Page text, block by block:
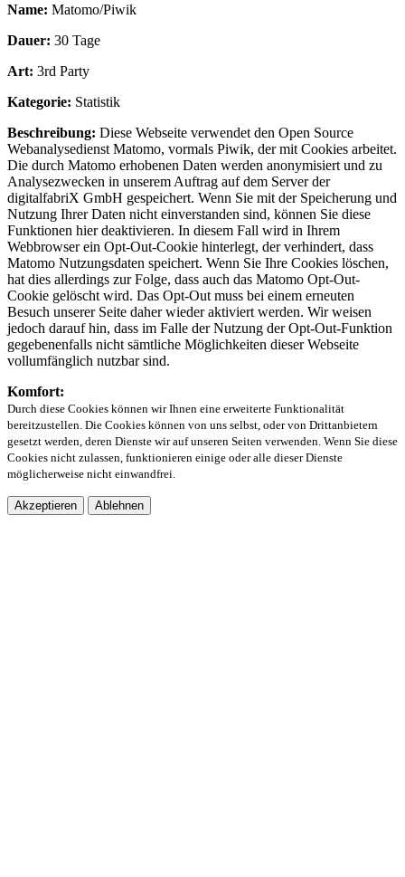
Name: Matomo/Piwik
Dauer: 30 Tage
Art: 3rd Party
Kategorie: Statistik
Beschreibung: Diese Webseite verwendet den Open Source
Webanalysedienst Matomo, vormals Piwik, der mit Cookies arbeitet.
Die durch Matomo erhobenen Daten werden anonymisiert und zu
Analysezwecken in unserem Auftrag auf dem Server der
digitalfabriX GmbH gespeichert. Wenn Sie mit der Speicherung und
Nutzung Ihrer Daten nicht einverstanden sind, können Sie diese
Funktionen hier deaktivieren. In diesem Fall wird in Ihrem
Webbrowser ein Opt-Out-Cookie hinterlegt, der verhindert, dass
Matomo Nutzungsdaten speichert. Wenn Sie Ihre Cookies löschen,
hat dies allerdings zur Folge, dass auch das Matomo Opt-Out-
Cookie gelöscht wird. Das Opt-Out muss bei einem erneuten
Besuch unserer Seite daher wieder aktiviert werden. Wir weisen
jedoch darauf hin, dass im Falle der Nutzung der Opt-Out-Funktion
gegebenenfalls nicht sämtliche Möglichkeiten dieser Webseite
vollumfänglich nutzbar sind.
Komfort:
Durch diese Cookies können wir Ihnen eine erweiterte Funktionalität
bereitzustellen. Die Cookies können von uns selbst, oder von Drittanbietern
gesetzt werden, deren Dienste wir auf unseren Seiten verwenden. Wenn Sie diese
Cookies nicht zulassen, funktionieren einige oder alle dieser Dienste
möglicherweise nicht einwandfrei.
Akzeptieren Ablehnen